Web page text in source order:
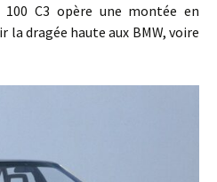
100 C3 opère une montée en
dragée haute aux BMW, voire